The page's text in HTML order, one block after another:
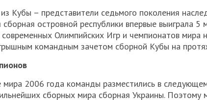
Кубы – представители седьмого поколения
сборная островной республики впервые выиграла
Олимпийских Игр и чемпионатов мира
командным зачетом сборной Кубы на
мира 2006 года команды разместились в
сборных мира сборная Украины.